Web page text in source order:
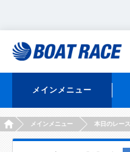
メインメニュー
HOMEメインメニュー 本日のレース